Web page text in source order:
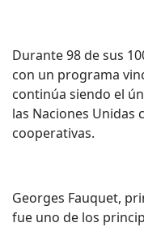
Durante 98 de sus
con un programa
continúa siendo el
las Naciones Unidas
cooperativas.
Georges Fauquet,
fue uno de los